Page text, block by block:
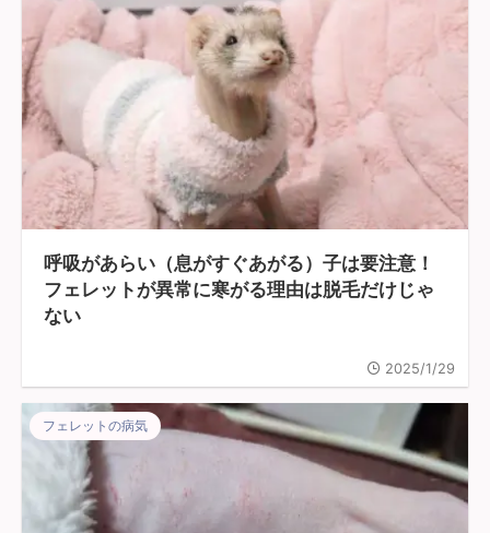
呼吸があらい（息がすぐあがる）子は要注意！
フェレットが異常に寒がる理由は脱毛だけじゃ
ない
2025/1/29
フェレットの病気